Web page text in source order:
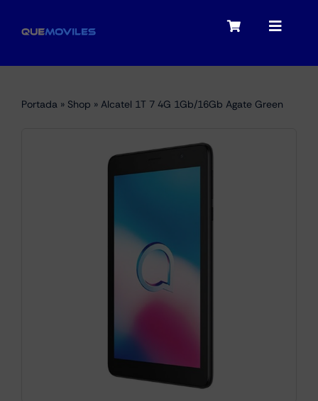
Toggle
My account
Checkout
Toggle
Portátiles
Smartwatches
Cámaras
Portada » Shop » Alcatel 1T 7 4G 1Gb/16Gb Agate Green